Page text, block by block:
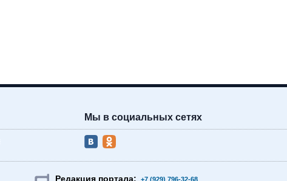
Мы в социальных сетях
Редакция портала: +7 (929) 796-32-68